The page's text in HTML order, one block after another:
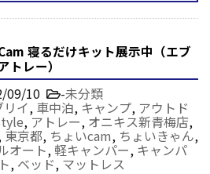
寝るだけキット展示中（エブ
トレー）
09/10 -未分類
イ, 車中泊, キャンプ, アウトド
,アトレー, オニキス新青梅店,
東京都, ちょいcam, ちょいきゃん,
オート, 軽キャンパー, キャンパ
, ベッド, マットレス